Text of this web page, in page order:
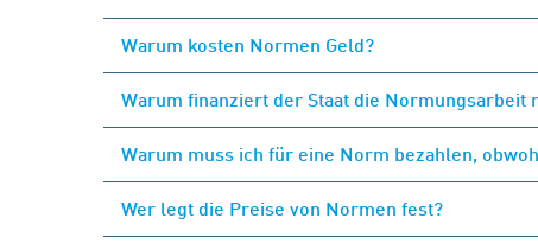
Warum kosten Normen Geld?
Warum finanziert der Staat die Normungsarbeit
Warum muss ich für eine Norm bezahlen,
Wer legt die Preise von Normen fest?